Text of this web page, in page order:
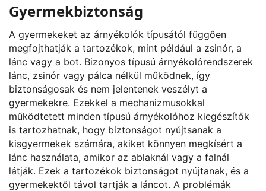
Gyermekbiztonság
A gyermekeket az árnyékolók típusától függően
megfojthatják a tartozékok, mint például a zsinór, a
lánc vagy a bot. Bizonyos típusú árnyékolórendszerek
lánc, zsinór vagy pálca nélkül működnek, így
biztonságosak és nem jelentenek veszélyt a
gyermekekre. Ezekkel a mechanizmusokkal
működtetett minden típusú árnyékolóhoz kiegészítők
is tartozhatnak, hogy biztonságot nyújtsanak a
kisgyermekek számára, akiket könnyen megkísért a
lánc használata, amikor az ablaknál vagy a falnál
látják. Ezek a tartozékok biztonságot nyújtanak, és a
gyermekektől távol tartják a láncot. A problémák